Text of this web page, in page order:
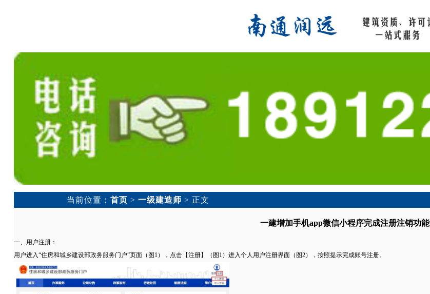
当前位置：首页 >一级建造师 > 正文
一建增加手机app‮信微‬小程序完成注册注销功能
一、用户注册：
用户进入“住房和城乡建设部政务服务门户”页面（图1），点击【注册】（图1）进入个人用户注册界面（图2），按照提示完成账号注册。